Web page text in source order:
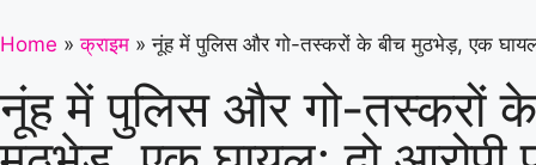
Home » क्राइम » नूंह में पुलिस और गो-तस्करों के बीच मुठभेड़, एक
नूंह में पुलिस और गो-तस्करों